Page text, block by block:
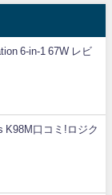
6-in-1 67W レビ
K98M口コミ!ロジク